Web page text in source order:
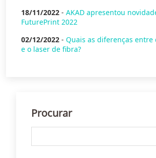
18/11/2022 - AKAD apresentou
FuturePrint 2022
02/12/2022 - Quais as diferenças entre
e o laser de fibra?
Procurar